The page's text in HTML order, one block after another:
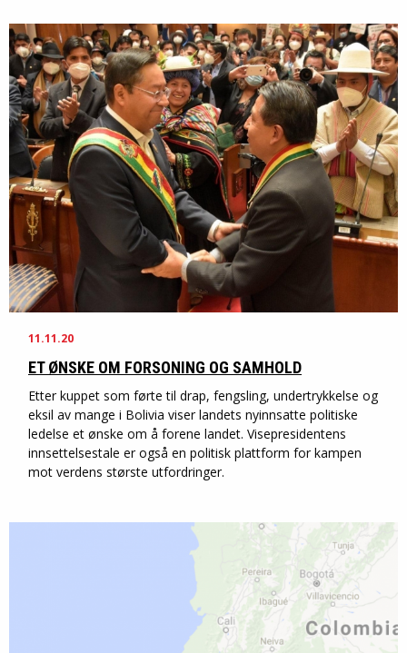
11.11.20
ET ØNSKE OM FORSONING OG SAMHOLD
Etter kuppet som førte til drap, fengsling, undertrykkelse og
eksil av mange i Bolivia viser landets nyinnsatte politiske
ledelse et ønske om å forene landet. Visepresidentens
innsettelsestale er også en politisk plattform for kampen
mot verdens største utfordringer.